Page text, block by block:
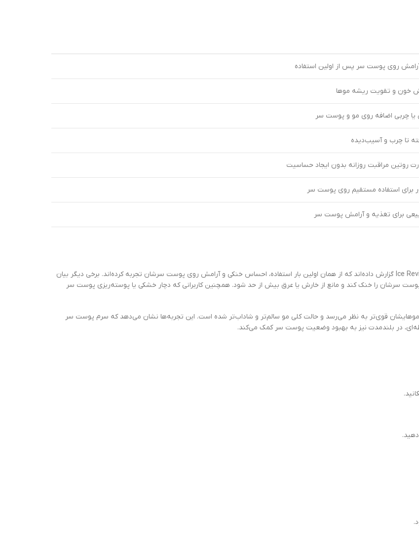
روی پوست سر پس از اولین استفاده
خون و تقویت ریشه موها
یا چربی اضافه روی مو و پوست سر
تا چرب و آسیب‌دیده
روتین مراقبت روزانه بدون ایجاد حساسیت
برای استفاده مستقیم روی پوست سر
برای تغذیه و آرامش پوست سر
بسیاری از مصرف‌کنندگان سرم پوست سر شیگلم خنک کننده مدل Ice Revive Sculp Serum گزارش داده‌اند که از همان اولین بار استفاده، احساس خنکی و آرامش روی پوست سرشان تجربه کرده‌اند. برخی دیگر بیان
سرشان را خنک کند و مانع از خارش یا عرق بیش از حد شود. همچنین کاربرانی که دچار خشکی یا پوسته‌ریزی پوست سر
موهایشان قوی‌تر به نظر می‌رسد و حالت کلی مو سالم‌تر و شاداب‌تر شده است. این تجربه‌ها نشان می‌دهد که سرم پوست سر